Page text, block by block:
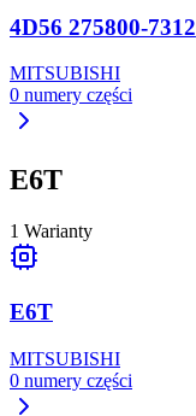
4D56 275800-7312
MITSUBISHI
0 numery części
E6T
1 Warianty
E6T
MITSUBISHI
0 numery części